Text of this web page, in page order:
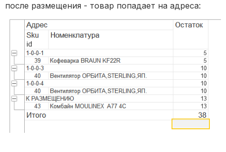
после размещения - товар попадает на адреса: